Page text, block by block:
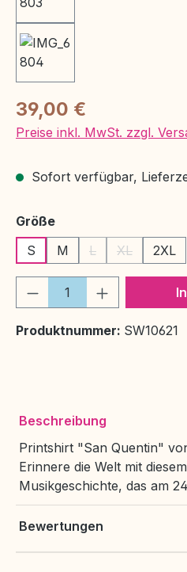
Regulärer Preis:
39,00 €
Preise inkl. MwSt. zzgl.
Sofort verfügbar,
Größeauswählen
S
M L
(Diese Option ist
XL
(Diese
2XL
Produkt Anzahl:
Produktnummer: SW10621
Beschreibung
Printshirt "San Quentin"
Erinnere die Welt mit
Musikgeschichte, das am
Bewertungen